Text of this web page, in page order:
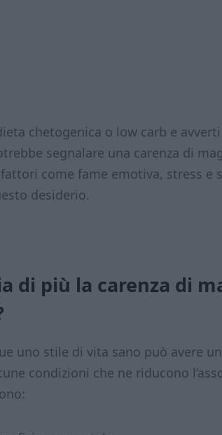
chetogenica o low carb e
segnalare una carenza di
come fame emotiva, stress
desiderio.
di più la carenza di
uno stile di vita sano può avere un
condizioni che ne riducono